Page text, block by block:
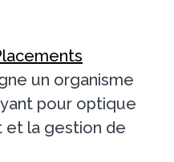
un organisme
pour optique
et la gestion de